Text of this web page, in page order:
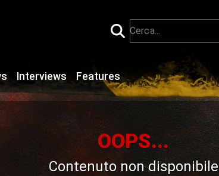
Interviews Features
OOPS...
Contenuto non disponibile